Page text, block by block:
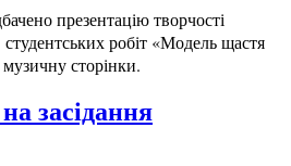
презентацію творчості
робіт «Модель щастя
сторінки.
засідання